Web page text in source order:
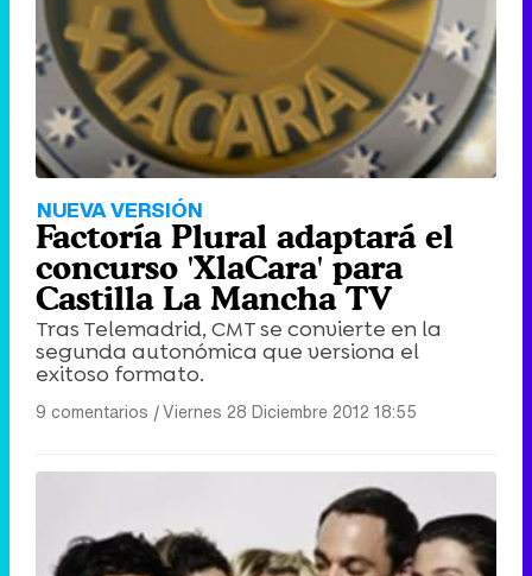
NUEVA VERSIÓN
Factoría Plural adaptará el
concurso 'XlaCara' para
Castilla La Mancha TV
Tras Telemadrid, CMT se convierte en la
segunda autonómica que versiona el
exitoso formato.
9 comentarios |Viernes 28 Diciembre 2012 18:55